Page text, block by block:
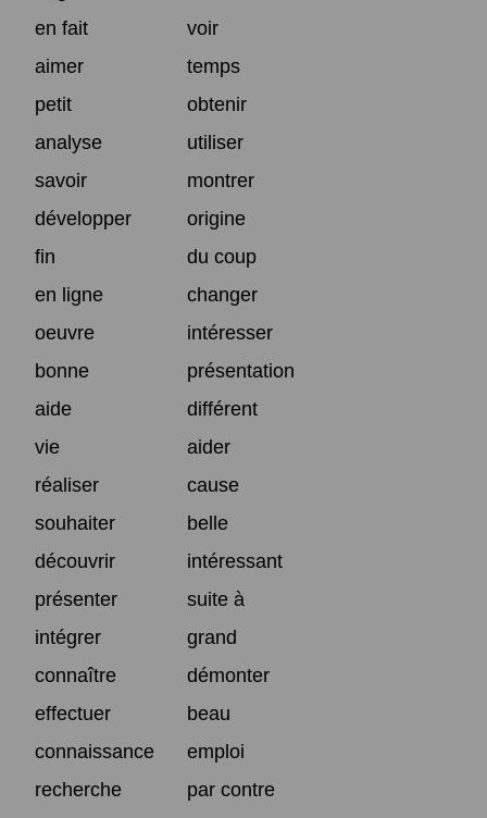
en fait
voir
aimer
temps
petit
obtenir
analyse
utiliser
savoir
montrer
développer
origine
fin
du coup
en ligne
changer
oeuvre
intéresser
bonne
présentation
aide
différent
vie
aider
réaliser
cause
souhaiter
belle
découvrir
intéressant
présenter
suite à
intégrer
grand
connaître
démonter
effectuer
beau
connaissance
emploi
recherche
par contre